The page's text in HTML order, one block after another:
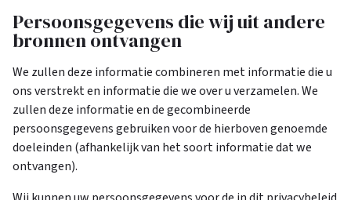
Persoonsgegevens die wij uit andere
bronnen ontvangen
We zullen deze informatie combineren met informatie die u
ons verstrekt en informatie die we over u verzamelen. We
zullen deze informatie en de gecombineerde
persoonsgegevens gebruiken voor de hierboven genoemde
doeleinden (afhankelijk van het soort informatie dat we
ontvangen).